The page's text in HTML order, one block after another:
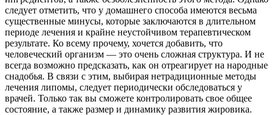
следует отметить, что у домашнего способа имеются весьма
существенные минусы, которые заключаются в длительном
периоде лечения и крайне неустойчивом терапевтическом
результате. Ко всему прочему, хочется добавить, что
человеческий организм — это очень сложная структура. И не
всегда возможно предсказать, как он отреагирует на народные
снадобья. В связи с этим, выбирая нетрадиционные методы
лечения липомы, следует периодически обследоваться у
врачей. Только так вы сможете контролировать свое общее
состояние, а также размер и динамику развития жировика.